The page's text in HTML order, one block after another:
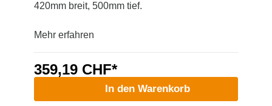
420mm breit, 500mm tief.
Mehr erfahren
359,19 CHF*
In den Warenkorb